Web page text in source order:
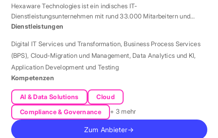
Hexaware Technologies ist ein indisches IT-
Dienstleistungsunternehmen mit rund 33.000 Mitarbeitern und
Standort München für Automatisierung und KI.
Dienstleistungen
Digital IT Services und Transformation, Business Process Services
(BPS), Cloud-Migration und Management, Data Analytics und KI,
Application Development und Testing
Kompetenzen
AI & Data Solutions
Cloud
Compliance & Governance
+ 3 mehr
Zum Anbieter→